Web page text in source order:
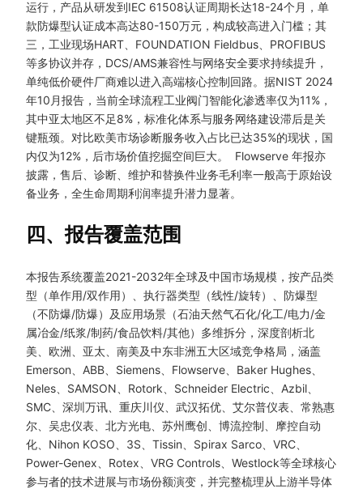
运行，产品从研发到IEC 61508认证周期长达18-24个月，单
款防爆型认证成本高达80-150万元，构成较高进入门槛；其
三，工业现场HART、FOUNDATION Fieldbus、PROFIBUS
等多协议并存，DCS/AMS兼容性与网络安全要求持续提升，
单纯低价硬件厂商难以进入高端核心控制回路。据NIST 2024
年10月报告，当前全球流程工业阀门智能化渗透率仅为11%，
其中亚太地区不足8%，标准化体系与服务网络建设滞后是关
键瓶颈。对比欧美市场诊断服务收入占比已达35%的现状，国
内仅为12%，后市场价值挖掘空间巨大。 Flowserve 年报亦
披露，售后、诊断、维护和替换件业务毛利率一般高于原始设
备业务，全生命周期利润率提升潜力显著。
四、报告覆盖范围
本报告系统覆盖2021-2032年全球及中国市场规模，按产品类
型（单作用/双作用）、执行器类型（线性/旋转）、防爆型
（不防爆/防爆）及应用场景（石油天然气石化/化工/电力/金
属冶金/纸浆/制药/食品饮料/其他）多维拆分，深度剖析北
美、欧洲、亚太、南美及中东非洲五大区域竞争格局，涵盖
Emerson、ABB、Siemens、Flowserve、Baker Hughes、
Neles、SAMSON、Rotork、Schneider Electric、Azbil、
SMC、深圳万讯、重庆川仪、武汉拓优、艾尔普仪表、常熟惠
尔、吴忠仪表、北方光电、苏州鹰创、博流控制、摩控自动
化、Nihon KOSO、3S、Tissin、Spirax Sarco、VRC、
Power-Genex、Rotex、VRG Controls、Westlock等全球核心
参与者的技术进展与市场份额演变，并完整梳理从上游半导体